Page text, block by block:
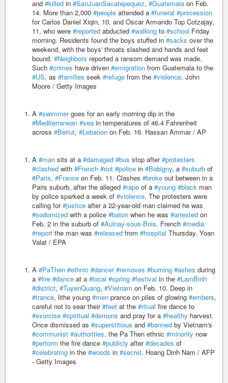
and #killed in #SanJuanSacatepequez, #Guatemala on Feb.
14. More than 2,000 #people attended a #funeral #procession
for Carlos Daniel Xiqin, 10, and Oscar Armando Top Cotzajay,
11, who were #reported abducted #walking to #school Friday
morning. Residents found the boys stuffed in #sacks over the
weekend, with the boys' throats slashed and hands and feet
bound. #Neighbors reported a ransom demand was made.
Such #crimes have driven #emigration from Guatemala to the
#US, as #families seek #refuge from the #violence. John
Moore / Getty Images
A #swimmergoes for an early morning dip in the
#Mediterranean #sea in temperatures of 46.4 Fahrenheit
across #Beirut, #Lebanon on Feb. 16. Hassan Ammar / AP
A #man sits at a #damaged #bus stop after#protesters
#clashed with #French #riot #police in #Bobigny, a #suburb of
#Paris, #France on Feb. 11. Clashes #broke out between in a
Paris suburb, after the alleged #rape of a #young #black man
by police sparked a week of #violence. The protesters were
calling for#justice after a 22-year-old man claimed he was
#sodomized with a police #baton when he was #arrested on
Feb. 2 in the suburb of #Aulnay-sous-Bois. French #media
#report the man was #released from #hospital Thursday. Yoan
Valat / EPA
A #PaThen #ethnic #dancer #removes #burning #ashes during
a #fire #dance at a #local #spring #festival in the #LamBinh
#district, #TuyenQuang, #Vietnam on Feb. 10. Deep in
#trance, lithe young #men prance on piles of glowing #embers,
careful not to sear their#feet at the #ritual fire dance to
#exorcise #spiritual #demons and pray for a #healthy harvest.
Once dismissed as #superstitious and #banned by Vietnam's
#communist #authorities, the Pa Then ethnic #minority now
#perform the fire dance #publicly after#decades of
#celebrating in the #woods in #secret. Hoang Dinh Nam / AFP
- Getty Images